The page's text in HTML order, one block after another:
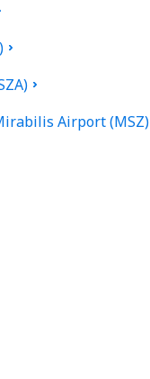
Airport (MSZ)